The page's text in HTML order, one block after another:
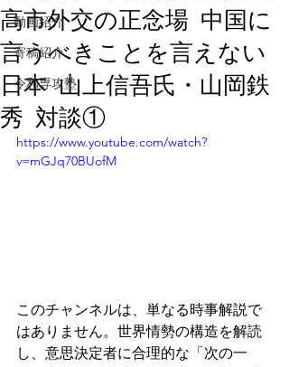
動画紹介
寄稿紹介
令和専攻塾
高市外交の正念場 中国に
言うべきことを言えない
日本 山上信吾氏・山岡鉄
秀 対談①
https://www.youtube.com/watch?
v=mGJq70BUofM
このチャンネルは、単なる時事解説で
はありません。世界情勢の構造を解読
し、意思決定者に合理的な「次の一